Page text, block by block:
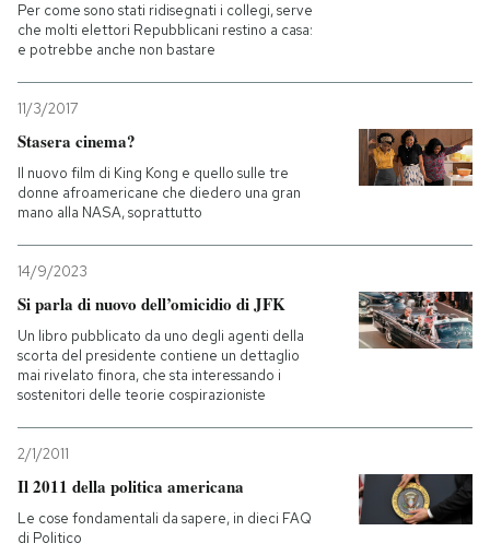
Per come sono stati ridisegnati i collegi, serve
che molti elettori Repubblicani restino a casa:
e potrebbe anche non bastare
11/3/2017
Stasera cinema?
Il nuovo film di King Kong e quello sulle tre
donne afroamericane che diedero una gran
mano alla NASA, soprattutto
14/9/2023
Si parla di nuovo dell’omicidio di JFK
Un libro pubblicato da uno degli agenti della
scorta del presidente contiene un dettaglio
mai rivelato finora, che sta interessando i
sostenitori delle teorie cospirazioniste
2/1/2011
Il 2011 della politica americana
Le cose fondamentali da sapere, in dieci FAQ
di Politico